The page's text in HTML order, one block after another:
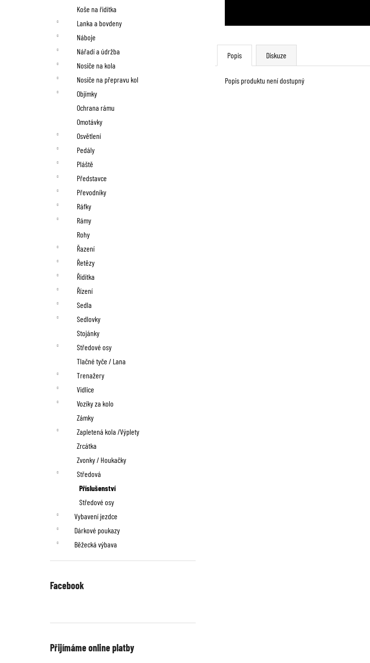
Koše na řidítka
Lanka a bovdeny
Náboje
Nářadí a údržba
Nosiče na kola
Nosiče na přepravu kol
Objímky
Ochrana rámu
Omotávky
Osvětlení
Pedály
Pláště
Představce
Převodníky
Ráfky
Rámy
Rohy
Řazení
Řetězy
Řidítka
Řízení
Sedla
Sedlovky
Stojánky
Středové osy
Tlačné tyče / Lana
Trenažery
Vidlice
Vozíky za kolo
Zámky
Zapletená kola /Výplety
Zrcátka
Zvonky / Houkačky
Středová
Příslušenství
Středové osy
Vybavení jezdce
Dárkové poukazy
Běžecká výbava
Facebook
Přijímáme online platby
Popis Diskuze
Popis produktu není dostupný